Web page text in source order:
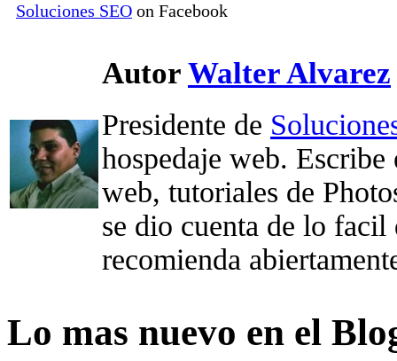
Soluciones SEO on Facebook
Autor Walter Alvarez
Presidente de
hospedaje web.
web, tutoriales de
se dio cuenta de lo
recomienda
Lo mas nuevo en el